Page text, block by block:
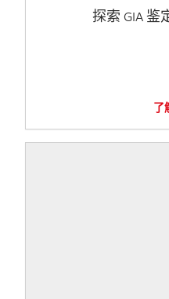
探索 GIA 鉴
了